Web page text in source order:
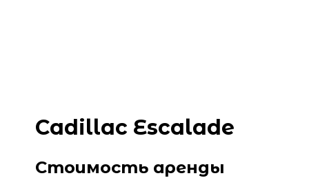
Cadillac Escalade
Стоимость аренды